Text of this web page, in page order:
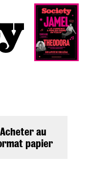
Acheter au
papier